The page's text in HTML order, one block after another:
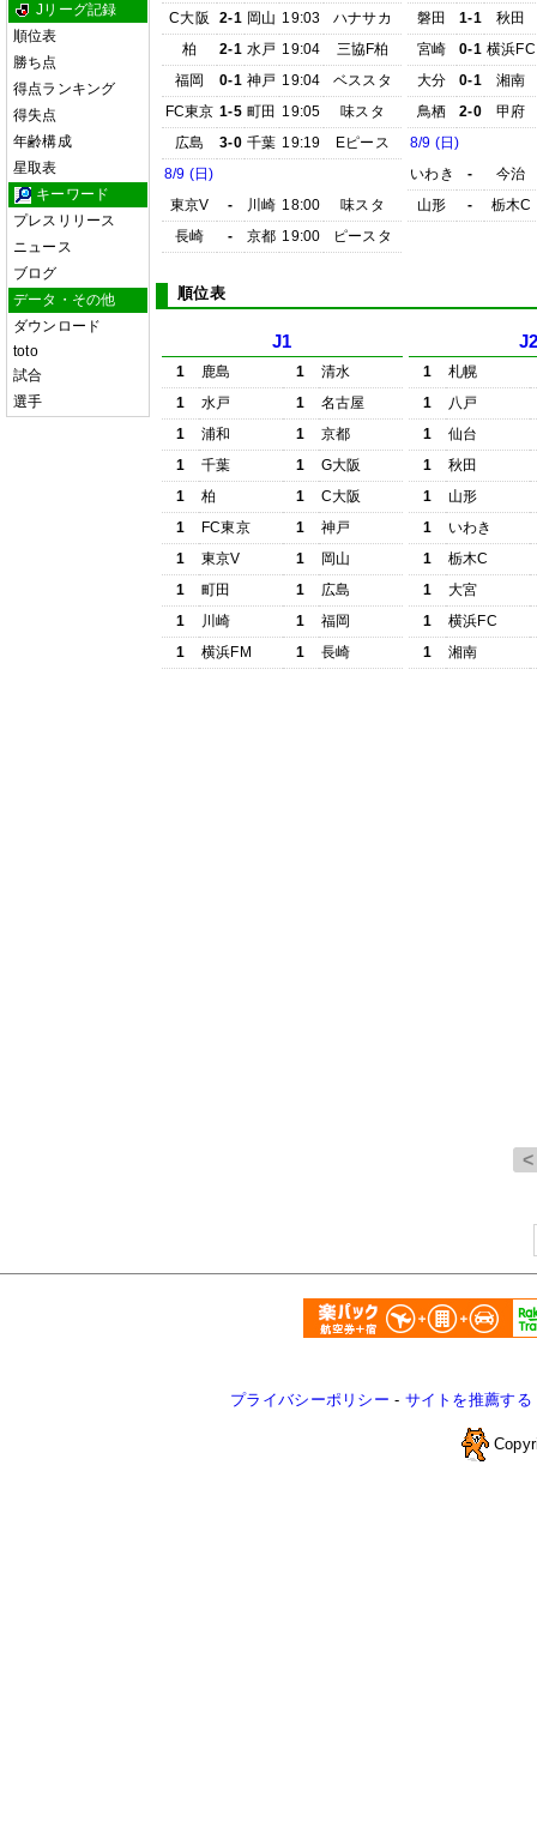
Jリーグ記録
順位表
勝ち点
得点ランキング
得失点
年齢構成
星取表
キーワード
プレスリリース
ニュース
ブログ
データ・その他
ダウンロード
toto
試合
選手
C大阪
2-1 岡山 19:03
ハナサカ
柏
2-1 水戸 19:04
三協F柏
福岡
0-1 神戸 19:04
ベススタ
FC東京 1-5 町田 19:05
味スタ
広島
3-0 千葉 19:19
Eピース
8/9 (日)
東京V
- 川崎 18:00
味スタ
長崎
- 京都 19:00 ピースタ
磐田
1-1
秋田
宮崎
0-1 横浜FC
大分
0-1
湘南
鳥栖
2-0
甲府
8/9 (日)
いわき
-
今治
山形
- 栃木C
順位表
J1
1 鹿島 1
清水
1
水戸 1
名古屋
1
浦和 1
京都
1
千葉 1
G大阪
1
柏 1
C大阪
1
FC東京 1
神戸
1
東京V 1
岡山
1
町田 1
広島
1
川崎 1
福岡
1
横浜FM 1 長崎
1
札幌
1
八戸
1
仙台
1
秋田
1
山形
1
いわき
1
栃木C
1
大宮
1
横浜FC
1
湘南
プライバシーポリシー - サイトを推薦する